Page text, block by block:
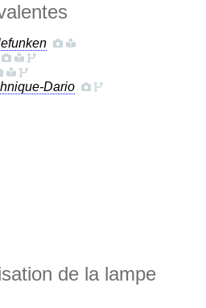
Dario
de la lampe